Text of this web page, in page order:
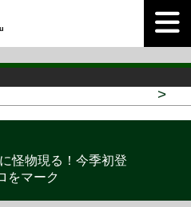
>
怪物現る！今季初登
をマーク